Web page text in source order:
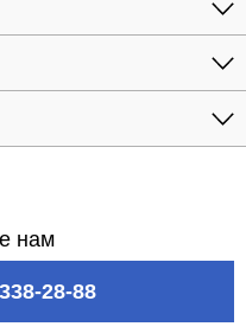
нам
28-88